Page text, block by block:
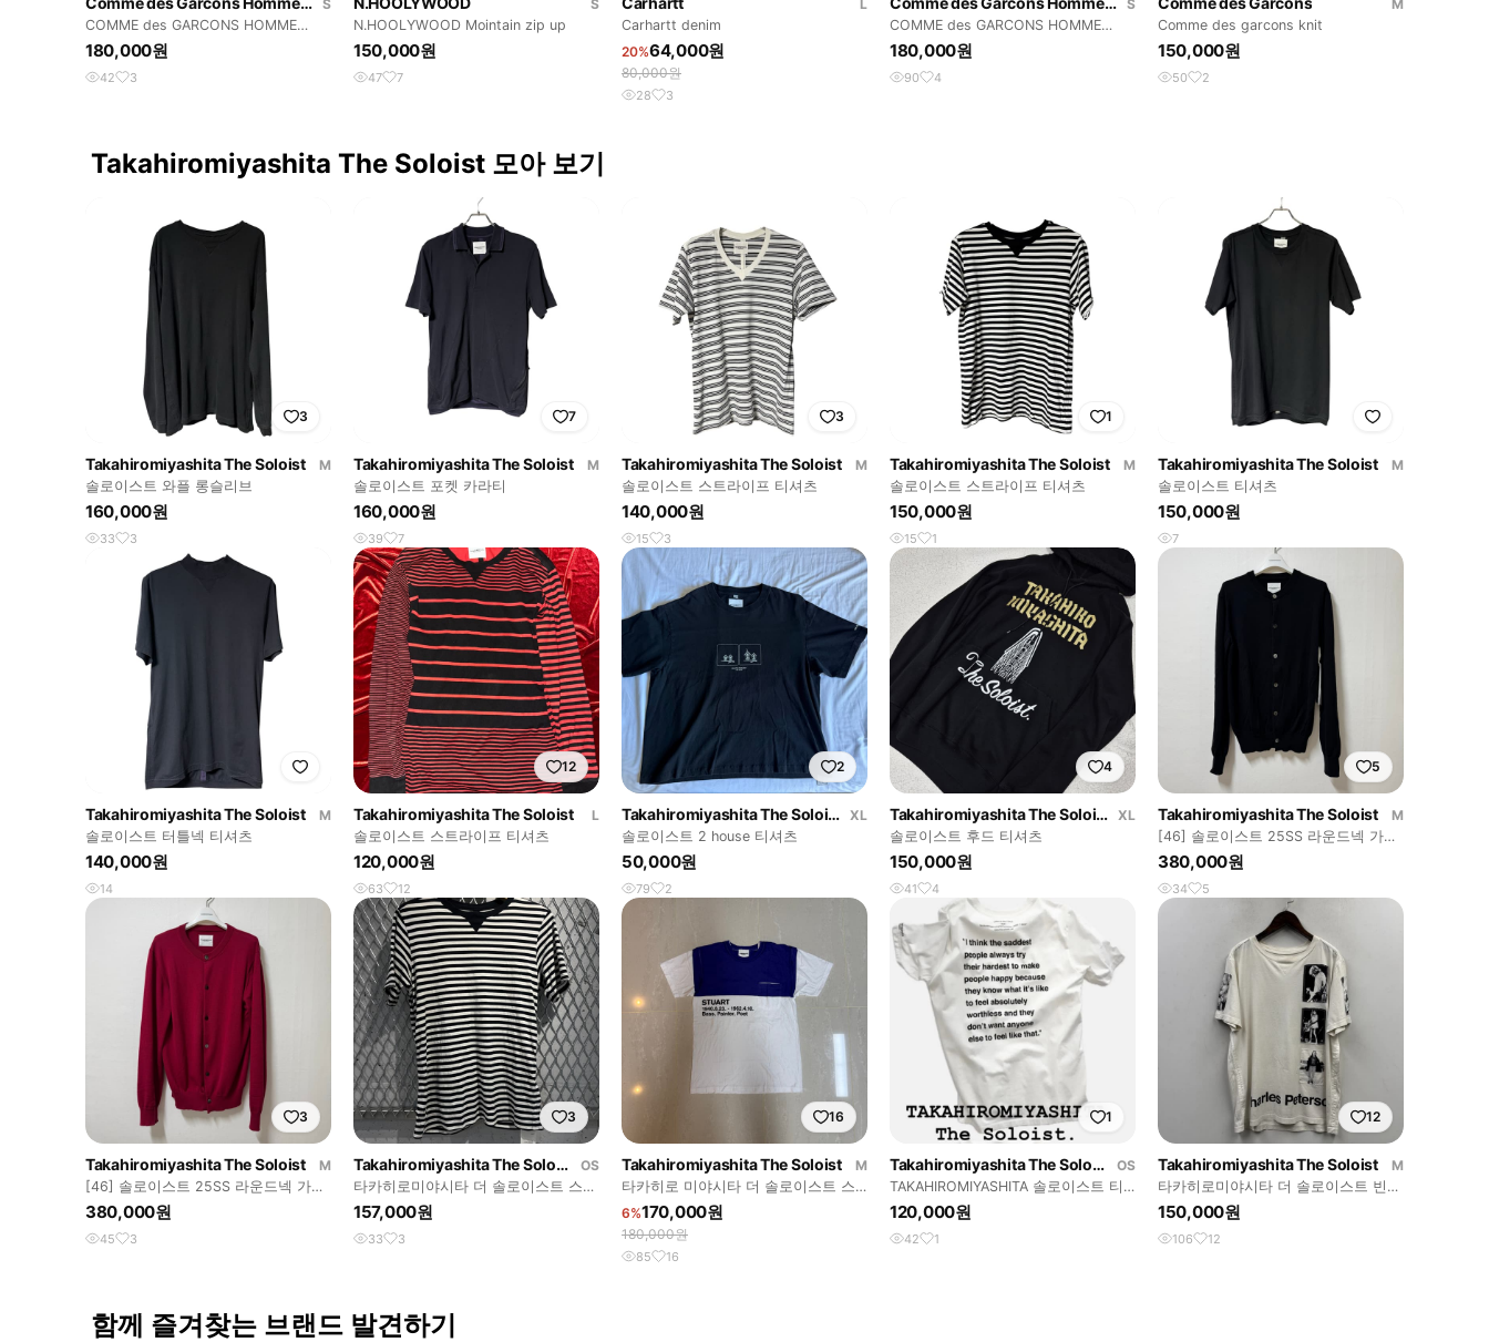
S
COMME des GARCONS HOMME
PLUS
180,000원
42 3
S
N.HOOLYWOOD Mointain zip up
150,000원
47 7
L
Carhartt denim
20%64,000원
80,000원
28 3
S
COMME des GARCONS HOMME
PLUS
180,000원
90 4
M
Comme des garcons knit
150,000원
50 2
Takahiromiyashita The Soloist 모아 보기
3
Takahiromiyashita The Soloist
M
솔로이스트 와플 롱슬리브
160,000원
33 3
7
Takahiromiyashita The Soloist
M
솔로이스트 포켓 카라티
160,000원
39 7
3
Takahiromiyashita The Soloist
M
솔로이스트 스트라이프 티셔츠
140,000원
15 3
1
Takahiromiyashita The Soloist
M
솔로이스트 스트라이프 티셔츠
150,000원
15 1
Takahiromiyashita The Soloist
M
솔로이스트 티셔츠
150,000원
7
Takahiromiyashita The Soloist
M
솔로이스트 터틀넥 티셔츠
140,000원
14
12
Takahiromiyashita The Soloist
L
솔로이스트 스트라이프 티셔츠
120,000원
63 12
2
Takahiromiyashita The Soloist XL
솔로이스트 2 house 티셔츠
50,000원
79 2
4
Takahiromiyashita The Soloist XL
솔로이스트 후드 티셔츠
150,000원
41 4
5
Takahiromiyashita The Soloist
M
[46] 솔로이스트 25SS 라운드넥 가디
건
380,000원
34 5
3
Takahiromiyashita The Soloist
M
[46] 솔로이스트 25SS 라운드넥 가디
건
380,000원
45 3
3
Takahiromiyashita The Soloist
OS
타카히로미야시타 더 솔로이스트 스트
라이프 티셔츠
157,000원
33 3
16
Takahiromiyashita The Soloist
M
타카히로 미야시타 더 솔로이스트 스
튜어트 사토클리프
6%170,000원
180,000원
85 16
1
Takahiromiyashita The Soloist
OS
TAKAHIROMIYASHITA 솔로이스트 티
셔츠
120,000원
42 1
12
Takahiromiyashita The Soloist
M
타카히로미야시타 더 솔로이스트 빈티
지 반팔
150,000원
106 12
함께 즐겨찾는 브랜드 발견하기